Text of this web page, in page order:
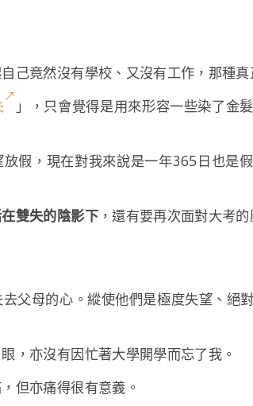
己竟然沒有學校、又沒有工作，那種
」，只會覺得是用來形容一些染了金
假，現在對我來說是一年365日也是
雙失的陰影下，還有要再次面對大考的
父母的心。縱使他們是極度失望、絕
，亦沒有因忙著大學開學而忘了我。
但亦痛得很有意義。